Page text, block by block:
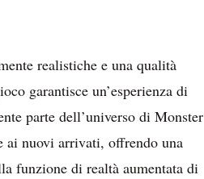
realistiche e una qualità
garantisce un’esperienza di
parte dell’universo di Monster
ai nuovi arrivati, offrendo una
funzione di realtà aumentata di